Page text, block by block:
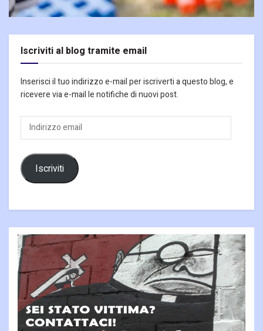
Iscriviti al blog tramite email
Inserisci il tuo indirizzo e-mail per iscriverti a questo blog, e
ricevere via e-mail le notifiche di nuovi post.
Indirizzo
email
Iscriviti